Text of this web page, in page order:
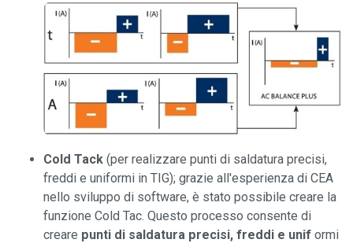
Cold Tack (per realizzare punti di saldatura precisi,
freddi e uniformi in TIG); grazie all'esperienza di CEA
nello sviluppo di software, è stato possibile creare la
funzione Cold Tac. Questo processo consente di
creare punti di saldatura precisi, freddi e unif ormi